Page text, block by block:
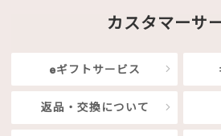
カスタマーサ
eギフトサービス
返品・交換について